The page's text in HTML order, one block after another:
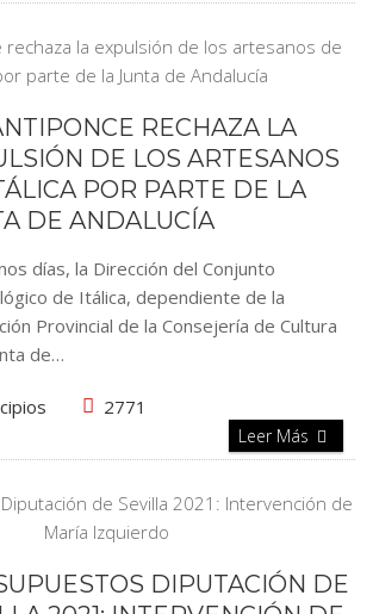
RECHAZA LA
DE LOS ARTESANOS
POR PARTE DE LA
DE ANDALUCÍA
días, la Dirección del Conjunto
de Itálica, dependiente de la
Provincial de la Consejería de Cultura
de…
2771
Leer Más
DIPUTACIÓN DE